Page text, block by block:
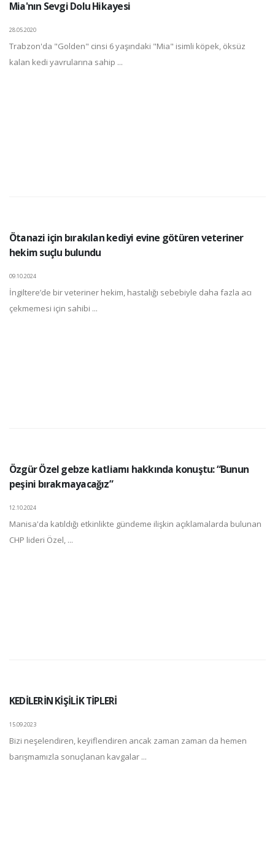
Mia'nın Sevgi Dolu Hikayesi
28.05.2020
Trabzon'da "Golden" cinsi 6 yaşındaki "Mia" isimli köpek, öksüz
kalan kedi yavrularına sahip ...
Ötanazi için bırakılan kediyi evine götüren veteriner
hekim suçlu bulundu
09.10.2024
İngiltere’de bir veteriner hekim, hastalığı sebebiyle daha fazla acı
çekmemesi için sahibi ...
Özgür Özel gebze katliamı hakkında konuştu: “Bunun
peşini bırakmayacağız”
12.10.2024
Manisa'da katıldığı etkinlikte gündeme ilişkin açıklamalarda bulunan
CHP lideri Özel, ...
KEDİLERİN KİŞİLİK TİPLERİ
15.09.2023
Bizi neşelendiren, keyiflendiren ancak zaman zaman da hemen
barışmamızla sonuçlanan kavgalar ...